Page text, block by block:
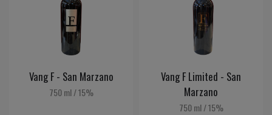
Vang F - San Marzano
750 ml/15%
Vang F Limited - San
Marzano
750 ml/15%